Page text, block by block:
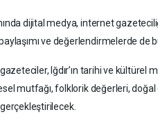
dijital medya, internet
ve değerlendirmelerde de
Iğdır’ın tarihi ve kültürel
mutfağı, folklorik değerleri,